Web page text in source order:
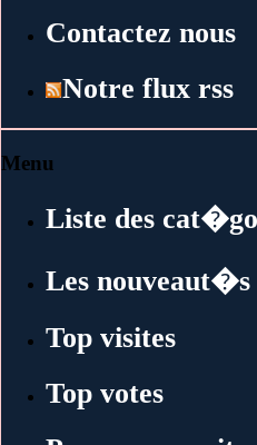
Contactez nous
Notre flux rss
Menu
Liste des
Les nouveaut�s
Top visites
Top votes